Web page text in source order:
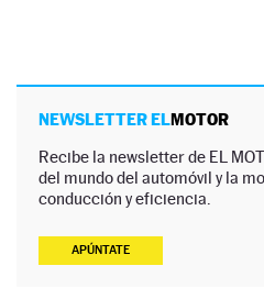
NEWSLETTER ELMOTOR
Recibe la newsletter de EL
del mundo del automóvil y la
conducción y eficiencia.
APÚNTATE